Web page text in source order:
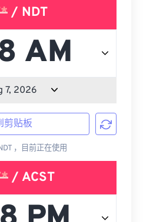
/ NDT
剪贴板
，目前正在使用
/ ACST